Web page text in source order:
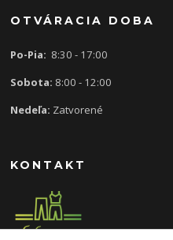
OTVÁRACIA DOBA
Po-Pia: 8:30 - 17:00
Sobota: 8:00 - 12:00
Nedeľa: Zatvorené
KONTAKT